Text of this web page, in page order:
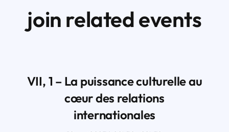
join related events
VII, 1 – La puissance culturelle au
cœur des relations
internationales